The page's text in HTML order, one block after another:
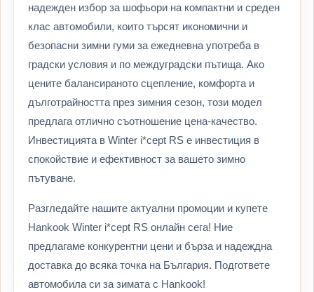
надежден избор за шофьори на компактни и среден
клас автомобили, които търсят икономични и
безопасни зимни гуми за ежедневна употреба в
градски условия и по междуградски пътища. Ако
цените балансираното сцепление, комфорта и
дълготрайността през зимния сезон, този модел
предлага отлично съотношение цена-качество.
Инвестицията в Winter i*cept RS е инвестиция в
спокойствие и ефективност за вашето зимно
пътуване.
Разгледайте нашите актуални промоции и купете
Hankook Winter i*cept RS онлайн сега! Ние
предлагаме конкурентни цени и бърза и надеждна
доставка до всяка точка на България. Подгответе
автомобила си за зимата с Hankook!